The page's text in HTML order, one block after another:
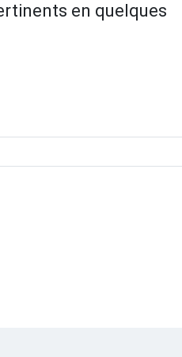
en quelques